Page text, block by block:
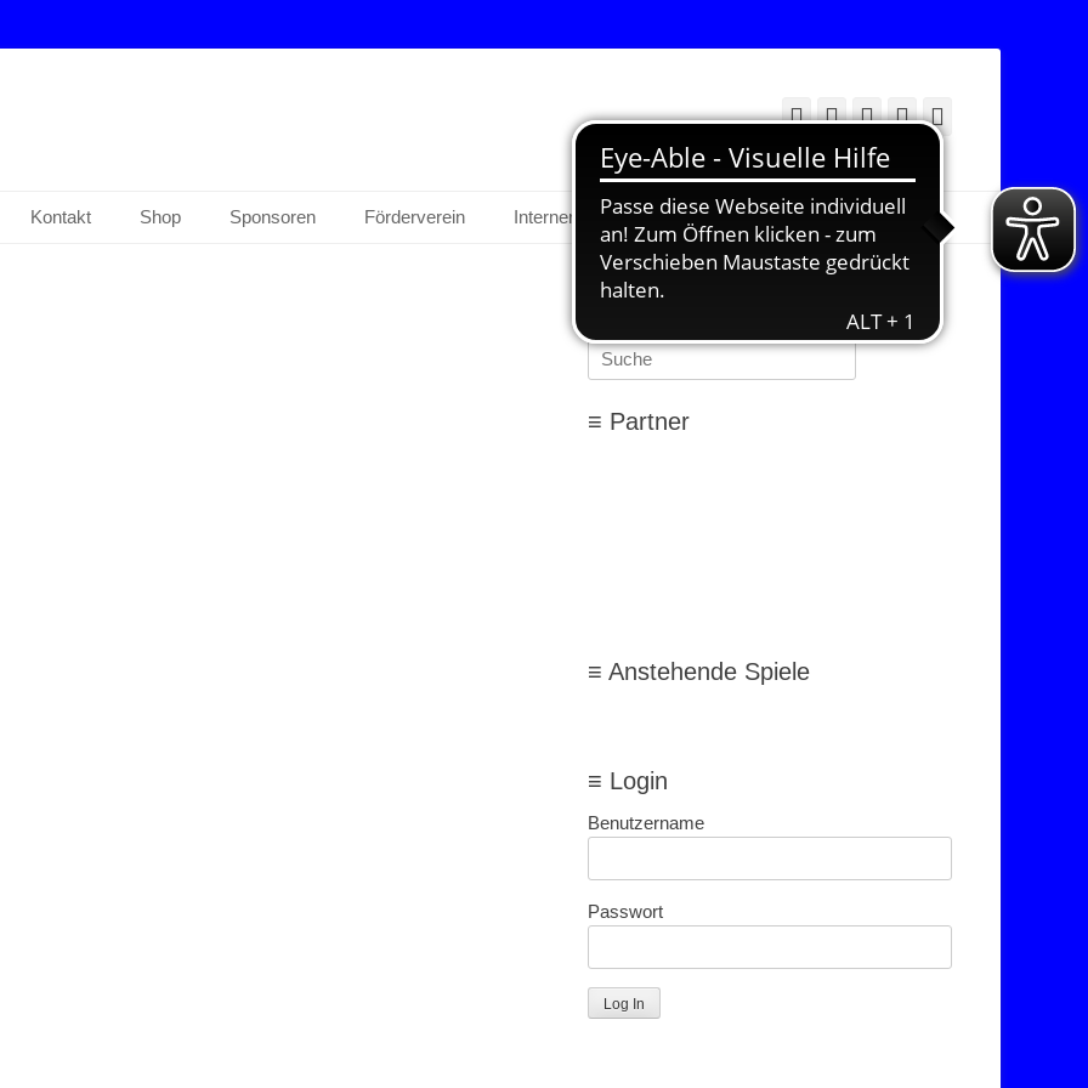
e. V. Facebook
Twitter
E- YouTube
Kontakt Shop Sponsoren Förderverein Interner Bereich
Suchen
Suchen
nach:
≡ Partner
≡ Anstehende Spiele
≡ Login
Benutzername
Passwort